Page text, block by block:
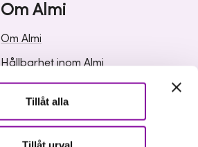
Tillåt alla
Tillåt urval
Om Almi
Om Almi
Hållbarhet inom Almi
Organisation